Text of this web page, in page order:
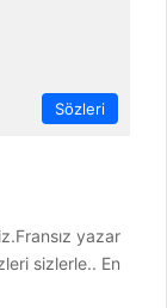
Sözleri
yazar
sizlerle.. En